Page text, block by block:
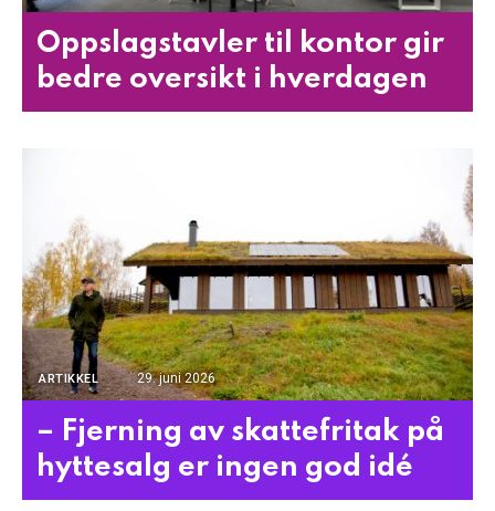
Oppslagstavler til kontor gir
bedre oversikt i hverdagen
ARTIKKEL 29. juni 2026
– Fjerning av skattefritak på
hyttesalg er ingen god idé